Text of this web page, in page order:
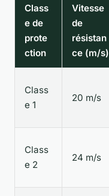
Class
e de
prote
ction
Vitesse
de
résistan
ce (m/s)
Class
e 1
20 m/s
Class
e 2
24 m/s